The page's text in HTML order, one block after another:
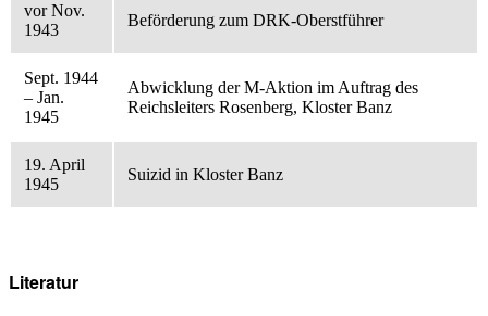
vor Nov.
1943
Beförderung zum DRK-Oberstführer
Sept. 1944
– Jan.
1945
Abwicklung der M-Aktion im Auftrag des
Reichsleiters Rosenberg, Kloster Banz
19. April
1945
Suizid in Kloster Banz
Literatur